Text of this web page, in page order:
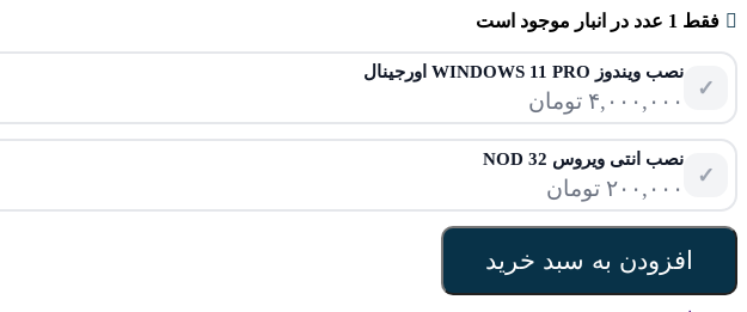
حافظه داخلیSSD ۲۵۶ گیگابایتی
ویژگی‌های این لپ‌تاپ اقتصادی لنوو هستند.
فقط 1 عدد در انبار موجود است
✓
نصب ویندوز WINDOWS 11 PRO اورجینال
۴,۰۰۰,۰۰۰ تومان
✓
نصب انتی ویروس NOD 32
۲۰۰,۰۰۰ تومان
افزودن به سبد خرید